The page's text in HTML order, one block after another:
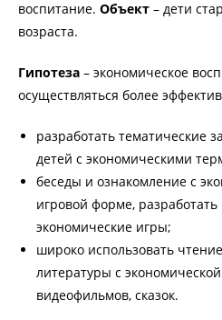
воспитание. Объект – дети
возраста.
Гипотеза – экономическое
осуществляться более
разработать тематические
детей с экономическими
беседы и ознакомление с
игровой форме,
экономические игры;
широко использовать
литературы с
видеофильмов, сказок.